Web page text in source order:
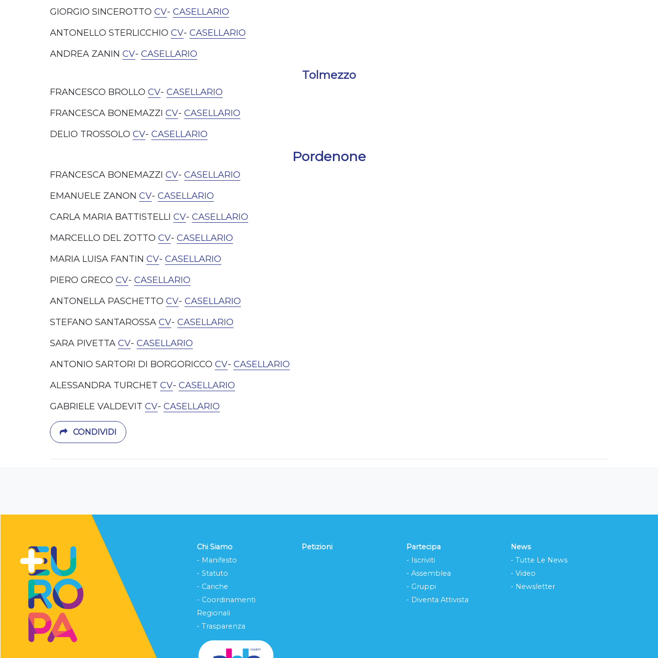
GIORGIO SINCEROTTO CV- CASELLARIO
ANTONELLO STERLICCHIO CV- CASELLARIO
ANDREA ZANIN CV- CASELLARIO
Tolmezzo
FRANCESCO BROLLO CV- CASELLARIO
FRANCESCA BONEMAZZI CV- CASELLARIO
DELIO TROSSOLO CV- CASELLARIO
Pordenone
FRANCESCA BONEMAZZI CV- CASELLARIO
EMANUELE ZANON CV- CASELLARIO
CARLA MARIA BATTISTELLI CV- CASELLARIO
MARCELLO DEL ZOTTO CV- CASELLARIO
MARIA LUISA FANTIN CV- CASELLARIO
PIERO GRECO CV- CASELLARIO
ANTONELLA PASCHETTO CV- CASELLARIO
STEFANO SANTAROSSA CV- CASELLARIO
SARA PIVETTA CV- CASELLARIO
ANTONIO SARTORI DI BORGORICCO CV- CASELLARIO
ALESSANDRA TURCHET CV- CASELLARIO
GABRIELE VALDEVIT CV- CASELLARIO
CONDIVIDI
Chi Siamo
- Manifesto
- Statuto
- Cariche
- Coordinamenti
Regionali
- Trasparenza
Petizioni
Partecipa
- Iscriviti
- Assemblea
- Gruppi
- Diventa Attivista
News
- Tutte Le News
- Video
- Newsletter